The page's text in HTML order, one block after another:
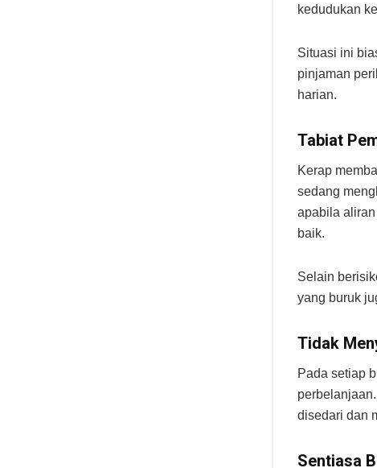
kedudukan
Situasi ini
pinjaman
harian.
Tabiat
Kerap
sedang
apabila
baik.
Selain
yang buruk
Tidak
Pada setiap
disedari dan
Sentiasa